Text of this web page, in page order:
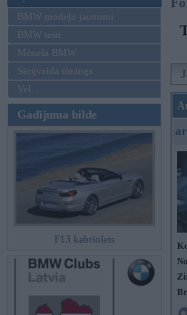
BMW modeļu jaunumi
BMW testi
Mēneša BMW
Sērijveida tūnings
Vel...
Gadījuma bilde
F13 kabriolets